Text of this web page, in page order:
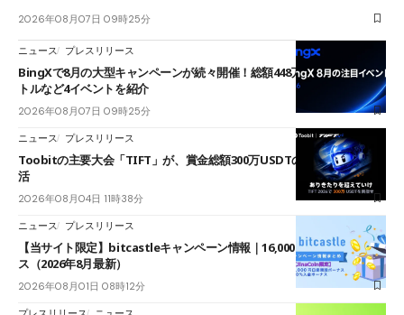
2026年08月07日 09時25分
ニュース プレスリリース
BingXで8月の大型キャンペーンが続々開催！総額448万USDT超のAIバ
トルなど4イベントを紹介
2026年08月07日 09時25分
ニュース プレスリリース
Toobitの主要大会「TIFT」が、賞金総額300万USDTのレースとして復
活
2026年08月04日 11時38分
ニュース プレスリリース
【当サイト限定】bitcastleキャンペーン情報｜16,000円口座開設ボーナ
ス（2026年8月最新）
2026年08月01日 08時12分